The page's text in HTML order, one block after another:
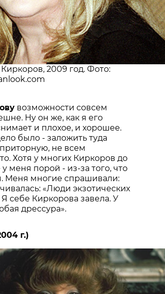
2009 год. Фото:
возможности совсем
Ну он же, как я его
и плохое, и хорошее.
было - заложить туда
не всем
Хотя у многих Киркоров до
меня порой - из-за того, что
Меня многие спрашивали:
«Люди экзотических
себе Киркорова завела. У
дрессура».
г.)